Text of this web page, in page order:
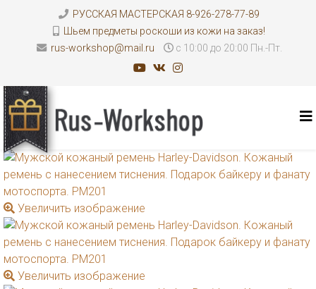
РУССКАЯ МАСТЕРСКАЯ 8-926-278-77-89
Шьем предметы роскоши из кожи на заказ!
rus-workshop@mail.ru
с 10:00 до 20:00 Пн.-Пт.
Увеличить изображение
Увеличить изображение